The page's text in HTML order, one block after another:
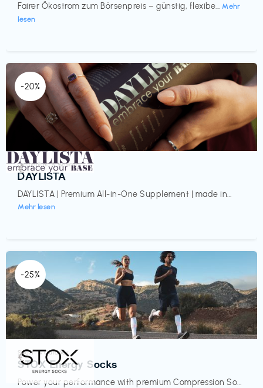
Fairer Ökostrom zum Börsenpreis – günstig, flexibe... Mehr
lesen
-20%
Gesundheit & Wellness
DAYLISTA
DAYLISTA | Premium All-in-One Supplement | made in...
Mehr lesen
€‎
-25%
Sport- & Outdoor
STOX Energy Socks
Power your performance with premium Compression So...
€‎